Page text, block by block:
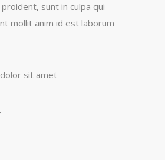
sunt in culpa qui
mollit anim id est laborum
sit amet